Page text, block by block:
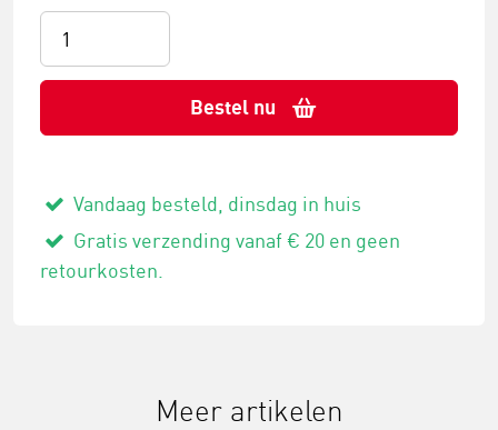
Bestel nu
Vandaag besteld, dinsdag in huis
Gratis verzending vanaf € 20 en geen
retourkosten.
Meer artikelen